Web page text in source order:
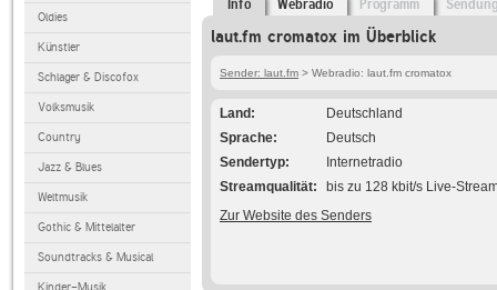
Oldies
Künstler
Schlager & Discofox
Volksmusik
Country
Jazz & Blues
Weltmusik
Gothic & Mittelalter
Soundtracks & Musical
Info Webradio Programm
laut.fm cromatox im Überblick
Sender: laut.fm > Webradio: laut.fm cromatox
Land
Deutschland
Sprache
Deutsch
Sendertyp
Internetradio
Streamqualität
bis zu 128 kbit/s Live-
Zur Website des Senders